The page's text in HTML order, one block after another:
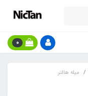
0
میله هالتر